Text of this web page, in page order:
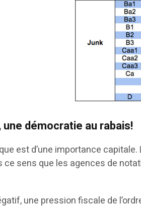
démocratie au rabais!
est d’une importance
ce sens que les agences de
une pression fiscale de